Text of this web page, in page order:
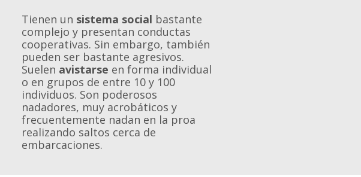
Tienen un sistema social bastante
complejo y presentan conductas
cooperativas. Sin embargo, también
pueden ser bastante agresivos.
Suelen avistarse en forma individual
o en grupos de entre 10 y 100
individuos. Son poderosos
nadadores, muy acrobáticos y
frecuentemente nadan en la proa
realizando saltos cerca de
embarcaciones.